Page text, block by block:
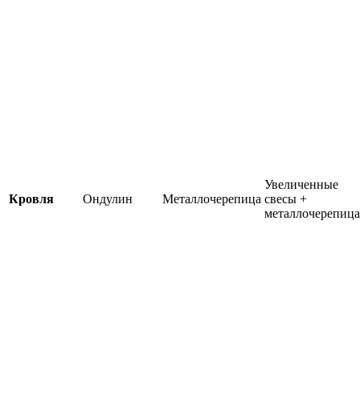
Кровля Ондулин Металлочерепица
Увеличенные
свесы +
металлочерепица